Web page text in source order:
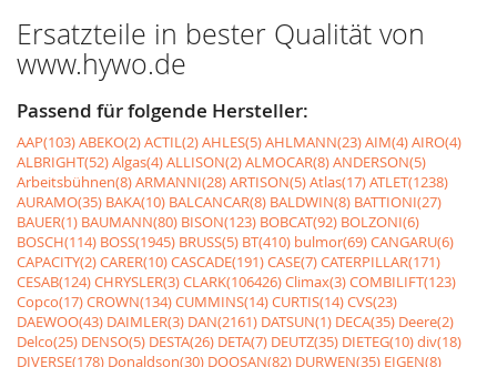
Ersatzteile in bester Qualität von
www.hywo.de
Passend für folgende Hersteller:
AAP(103)ABEKO(2)ACTIL(2)AHLES(5)AHLMANN(23)AIM(4)AIRO(4)
ALBRIGHT(52)Algas(4)ALLISON(2)ALMOCAR(8)ANDERSON(5)
Arbeitsbühnen(8)ARMANNI(28)ARTISON(5)Atlas(17)ATLET(1238)
AURAMO(35) BAKA(10) BALCANCAR(8) BALDWIN(8) BATTIONI(27)
BAUER(1) BAUMANN(80) BISON(123) BOBCAT(92) BOLZONI(6)
BOSCH(114) BOSS(1945) BRUSS(5) BT(410) bulmor(69)CANGARU(6)
CAPACITY(2)CARER(10)CASCADE(191)CASE(7)CATERPILLAR(171)
CESAB(124)CHRYSLER(3)CLARK(106426)Climax(3)COMBILIFT(123)
Copco(17)CROWN(134)CUMMINS(14)CURTIS(14)CVS(23)
DAEWOO(43) DAIMLER(3) DAN(2161) DATSUN(1) DECA(35) Deere(2)
Delco(25) DENSO(5) DESTA(26) DETA(7) DEUTZ(35) DIETEG(10)div(18)
DIVERSE(178) Donaldson(30) DOOSAN(82) DURWEN(35) EIGEN(8)